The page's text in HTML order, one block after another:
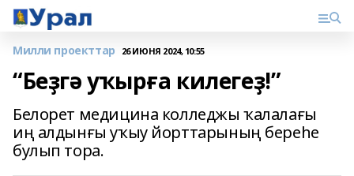
Милли проекттар 26 ИЮНЯ 2024, 10:55
“Беҙгә уҡырға килегеҙ!”
Белорет медицина колледжы ҡалалағы
иң алдынғы уҡыу йорттарының береһе
булып тора.